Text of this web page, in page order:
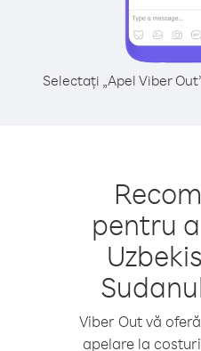
Selectați „Apel Viber
pentru
Viber Out vă
apelare la